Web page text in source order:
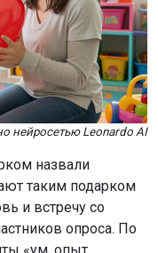
нейросетью Leonardo AI
назвали
таким подарком
и встречу со
опроса. По